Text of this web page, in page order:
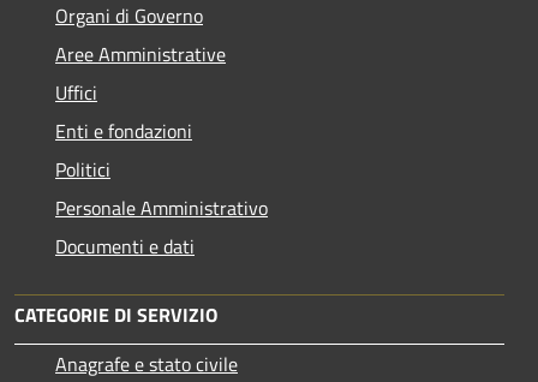
Organi di Governo
Aree Amministrative
Uffici
Enti e fondazioni
Politici
Personale Amministrativo
Documenti e dati
CATEGORIE DI SERVIZIO
Anagrafe e stato civile